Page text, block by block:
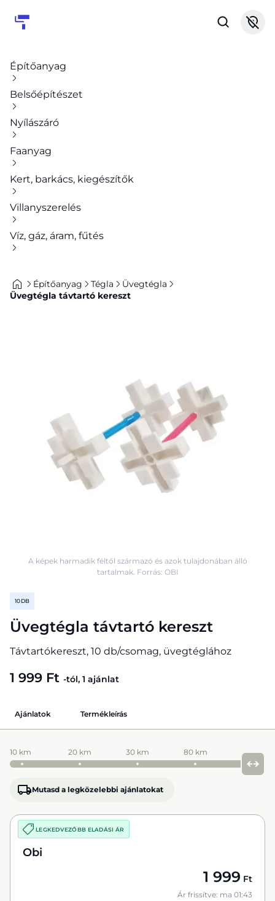
Építőanyag
Belsőépítészet
Nyílászáró
Faanyag
Kert, barkács, kiegészítők
Villanyszerelés
Víz, gáz, áram, fűtés
Építőanyag Tégla
Üvegtégla
Üvegtégla távtartó kereszt
10 DB
Üvegtégla távtartó kereszt
Távtartókereszt, 10 db/csomag, üvegtéglához
1 999 Ft -tól, 1 ajánlat
A képek harmadik féltől származó és azok tulajdonában álló
tartalmak. Forrás: OBI
Ajánlatok Termékleírás
10 km 20 km 30 km 80 km
Mutasd a legközelebbi ajánlatokat
LEGKEDVEZŐBB ELADÁSI ÁR
Obi
1 999 Ft
Ár frissítve: ma 01:43